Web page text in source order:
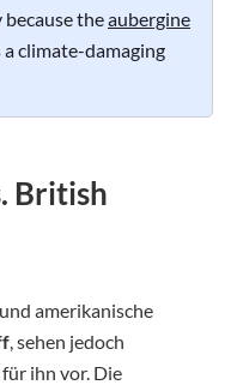
theaubergine
a climate-damaging
British
amerikanische
, sehen jedoch
für ihn vor. Die